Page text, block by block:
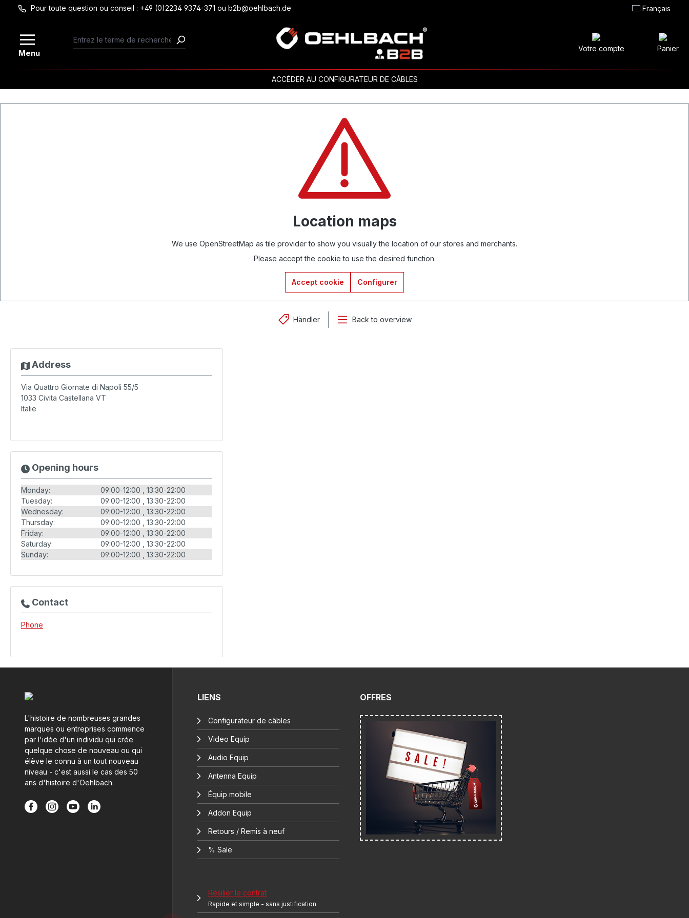
Passer au contenu principal
Pour toute question ou conseil : +49 (0)2234 9374-371 ou b2b@oehlbach.de Français
Menu Votre compte Panier
ACCÉDER AU CONFIGURATEUR DE CÂBLES
Location maps
We use OpenStreetMap as tile provider to show you visually the location of our stores and merchants.
Please accept the cookie to use the desired function.
Accept cookie Configurer
Händler Back to overview
Address
Via Quattro Giornate di Napoli 55/5
1033 Civita Castellana VT
Italie
Opening hours
Monday: 09:00-12:00
13:30-22:00
Tuesday:
09:00-12:00
13:30-22:00
Wednesday:
09:00-12:00
13:30-22:00
Thursday:
09:00-12:00
13:30-22:00
Friday:
09:00-12:00
13:30-22:00
Saturday:
09:00-12:00
13:30-22:00
Sunday:
09:00-12:00 13:30-22:00
Contact
Phone
L'histoire de nombreuses grandes
marques ou entreprises commence
par l'idée d'un individu qui crée
quelque chose de nouveau ou qui
élève le connu à un tout nouveau
niveau - c'est aussi le cas des 50
ans d'histoire d'Oehlbach.
LIENS
Configurateur de câbles
Video Equip
Audio Equip
Antenna Equip
Équip mobile
Addon Equip
Retours / Remis à neuf
% Sale
Résilier le contrat
Rapide et simple - sans justification
OFFRES